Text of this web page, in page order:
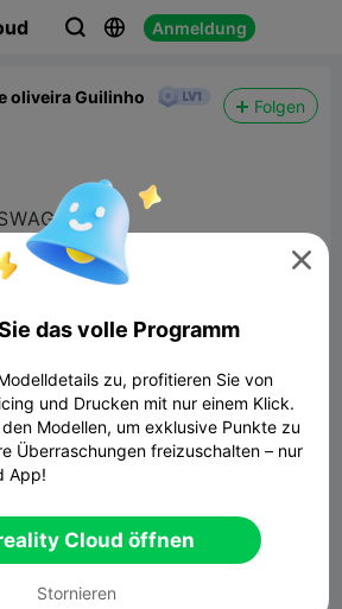
  Anmeldung
oliveira Guilinho Folgen
logo keychain
3D-Modell

das volle Programm
zu, profitieren Sie von
und Drucken mit nur einem Klick.
Modellen, um exklusive Punkte zu
Überraschungen freizuschalten – nur
App!
Cloud öffnen
Stornieren